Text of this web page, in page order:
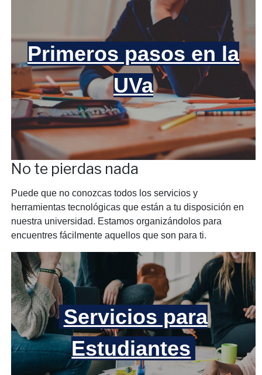
Primeros pasos en la
UVa
No te pierdas nada
Puede que no conozcas todos los servicios y
herramientas tecnológicas que están a tu disposición en
nuestra universidad. Estamos organizándolos para
encuentres fácilmente aquellos que son para ti.
Servicios para
Estudiantes